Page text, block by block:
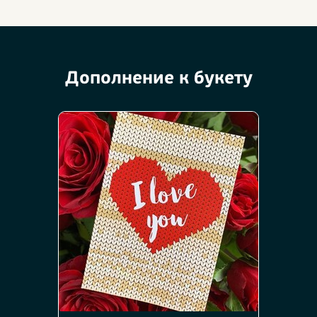
Дополнение к букету